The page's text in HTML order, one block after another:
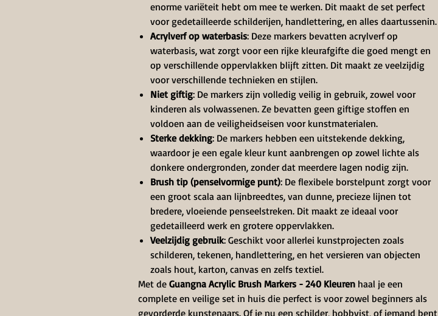
enorme variëteit hebt om mee te werken. Dit maakt de set perfect
voor gedetailleerde schilderijen, handlettering, en alles daartussenin.
Acrylverf op waterbasis: Deze markers bevatten acrylverf op
waterbasis, wat zorgt voor een rijke kleurafgifte die goed mengt en
op verschillende oppervlakken blijft zitten. Dit maakt ze veelzijdig
voor verschillende technieken en stijlen.
Niet giftig: De markers zijn volledig veilig in gebruik, zowel voor
kinderen als volwassenen. Ze bevatten geen giftige stoffen en
voldoen aan de veiligheidseisen voor kunstmaterialen.
Sterke dekking: De markers hebben een uitstekende dekking,
waardoor je een egale kleur kunt aanbrengen op zowel lichte als
donkere ondergronden, zonder dat meerdere lagen nodig zijn.
Brush tip (penselvormige punt): De flexibele borstelpunt zorgt voor
een groot scala aan lijnbreedtes, van dunne, precieze lijnen tot
bredere, vloeiende penseelstreken. Dit maakt ze ideaal voor
gedetailleerd werk en grotere oppervlakken.
Veelzijdig gebruik: Geschikt voor allerlei kunstprojecten zoals
schilderen, tekenen, handlettering, en het versieren van objecten
zoals hout, karton, canvas en zelfs textiel.
Met de Guangna Acrylic Brush Markers - 240 Kleuren haal je een
complete en veilige set in huis die perfect is voor zowel beginners als
gevorderde kunstenaars. Of je nu een schilder, hobbyist, of iemand bent